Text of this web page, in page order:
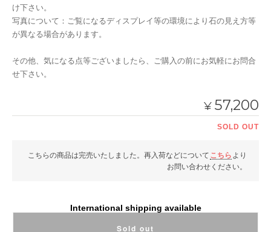
け下さい。
写真について：ご覧になるディスプレイ等の環境により石の見え方等
が異なる場合があります。
その他、気になる点等ございましたら、ご購入の前にお気軽にお問合
せ下さい。
¥ 57,200
SOLD OUT
こちらの商品は完売いたしました。再入荷などについて こちら より
お問い合わせください。
International shipping available
Sold out